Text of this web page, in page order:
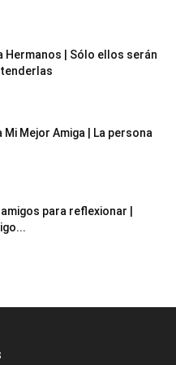
Hermanos | Sólo ellos serán
Mi Mejor Amiga | La persona
para reflexionar |